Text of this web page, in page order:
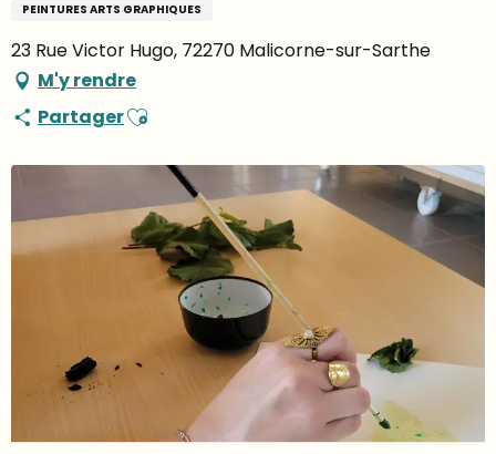
PEINTURES ARTS GRAPHIQUES
23 Rue Victor Hugo, 72270 Malicorne-sur-Sarthe
M'y rendre
PartagerAjouter aux favoris